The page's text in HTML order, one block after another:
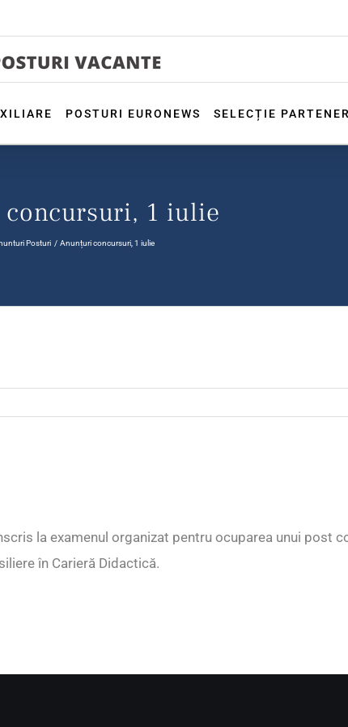
POSTURI EURONEWS SELECȚIE
1 iulie
Posturi Anunțuri concursuri, 1 iulie
la examenul organizat pentru ocuparea unui post
în Carieră Didactică.